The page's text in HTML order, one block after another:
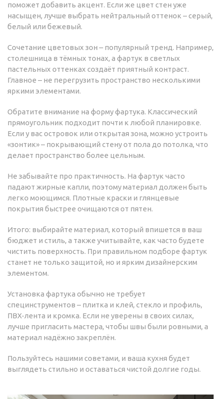
поможет добавить акцент. Если же цвет стен уже
насыщен, лучше выбрать нейтральный оттенок – серый,
белый или бежевый.
Сочетание цветовых зон – популярный тренд. Например,
столешница в тёмных тонах, а фартук в светлых
пастельных оттенках создаёт приятный контраст.
Главное – не перегрузить пространство несколькими
яркими элементами.
Обратите внимание на форму фартука. Классический
прямоугольник подходит почти к любой планировке.
Если у вас островок или открытая зона, можно устроить
«зонтик» – покрывающий стену от пола до потолка, что
делает пространство более цельным.
Не забывайте про практичность. На фартук часто
падают жирные капли, поэтому материал должен быть
легко моющимся. Плотные краски и глянцевые
покрытия быстрее очищаются от пятен.
Итого: выбирайте материал, который впишется в ваш
бюджет и стиль, а также учитывайте, как часто будете
чистить поверхность. При правильном подборе фартук
станет не только защитой, но и ярким дизайнерским
элементом.
Установка фартука обычно не требует
специнструментов – плитка и клей, стекло и профиль,
ПВХ‑лента и кромка. Если не уверены в своих силах,
лучше пригласить мастера, чтобы швы были ровными, а
материал надёжно закреплён.
Пользуйтесь нашими советами, и ваша кухня будет
выглядеть стильно и оставаться чистой долгие годы.